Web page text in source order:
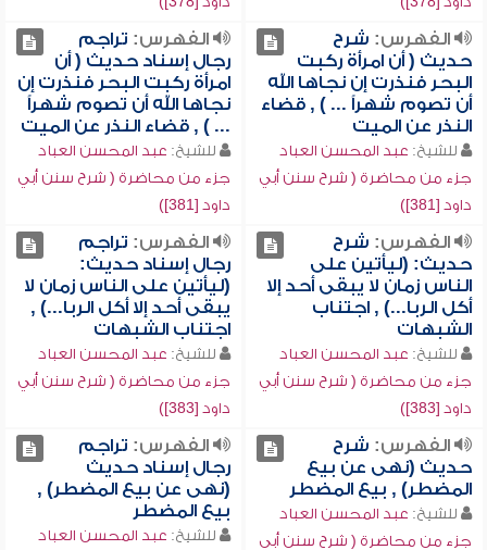
الفهرس: شرح
حديث ( أن امرأة ركبت
البحر فنذرت إن نجاها الله
أن تصوم شهراً ... ) , قضاء
النذر عن الميت
للشيخ: عبد المحسن العباد
جزء من محاضرة ( شرح سنن أبي
داود [381])
الفهرس: تراجم
رجال إسناد حديث ( أن
امرأة ركبت البحر فنذرت إن
نجاها الله أن تصوم شهراً
... ) , قضاء النذر عن الميت
للشيخ: عبد المحسن العباد
جزء من محاضرة ( شرح سنن أبي
داود [381])
الفهرس: شرح
حديث: (ليأتين على
الناس زمان لا يبقى أحد إلا
أكل الربا...) , اجتناب
الشبهات
للشيخ: عبد المحسن العباد
جزء من محاضرة ( شرح سنن أبي
داود [383])
الفهرس: تراجم
رجال إسناد حديث:
(ليأتين على الناس زمان لا
يبقى أحد إلا أكل الربا...) ,
اجتناب الشبهات
للشيخ: عبد المحسن العباد
جزء من محاضرة ( شرح سنن أبي
داود [383])
الفهرس: شرح
حديث (نهى عن بيع
المضطر) , بيع المضطر
للشيخ: عبد المحسن العباد
جزء من محاضرة ( شرح سنن أبي
الفهرس: تراجم
رجال إسناد حديث
(نهى عن بيع المضطر) ,
بيع المضطر
للشيخ: عبد المحسن العباد